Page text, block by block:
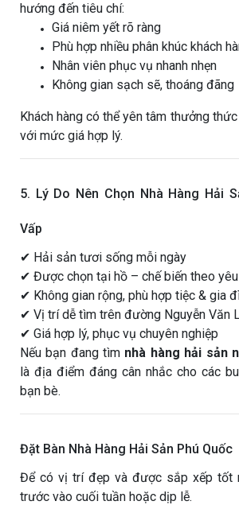
hướng đến tiêu chí:
Giá niêm yết rõ ràng
Phù hợp nhiều phân khúc khách
Nhân viên phục vụ nhanh nhẹn
Không gian sạch sẽ, thoáng đãng
Khách hàng có thể yên tâm thưởng
với mức giá hợp lý.
5. Lý Do Nên Chọn Nhà Hàng Hải
Vấp
✔ Hải sản tươi sống mỗi ngày
✔ Được chọn tại hồ – chế biến theo
✔ Không gian rộng, phù hợp tiệc & gia
✔ Vị trí dễ tìm trên đường Nguyễn Văn
✔ Giá hợp lý, phục vụ chuyên nghiệp
Nếu bạn đang tìm nhà hàng hải sản
là địa điểm đáng cân nhắc cho các
bạn bè.
Đặt Bàn Nhà Hàng Hải Sản Phú Quốc
Để có vị trí đẹp và được sắp xếp tốt
trước vào cuối tuần hoặc dịp lễ.